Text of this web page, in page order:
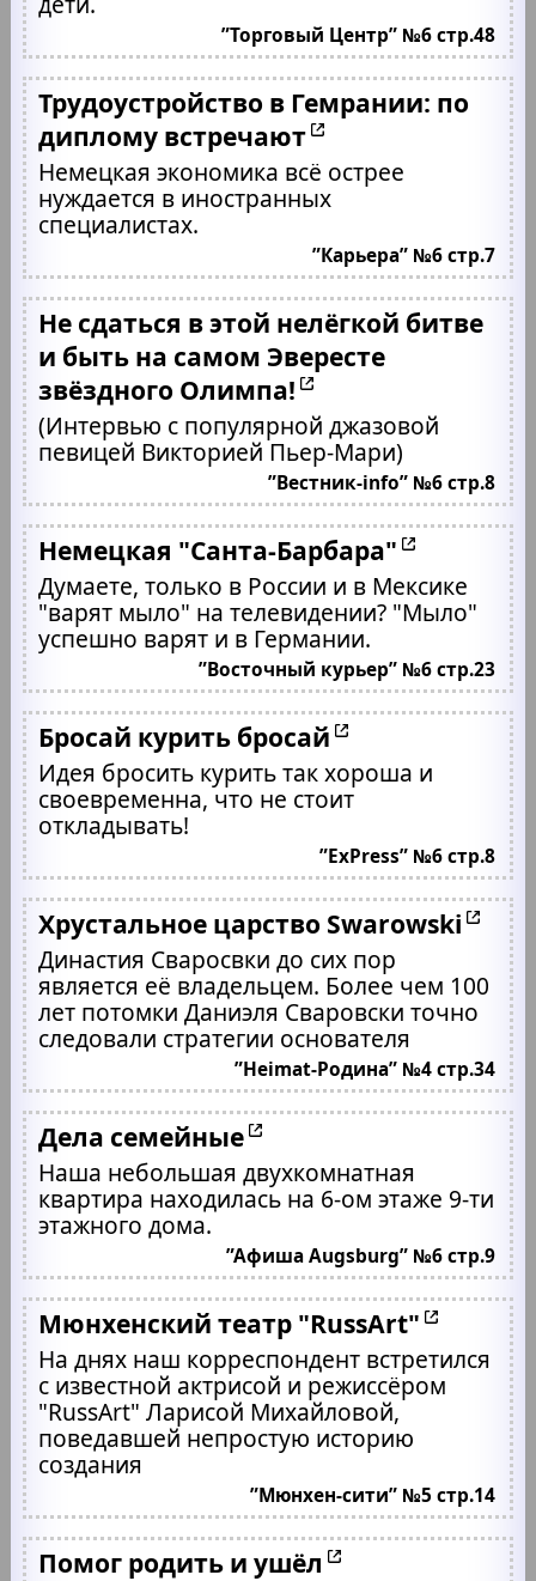
”Торговый Центр” №6 стр.48
Трудоустройство в Гемрании: по
диплому встречают
Немецкая экономика всё острее
нуждается в иностранных
специалистах.
”Карьера” №6 стр.7
Не сдаться в этой нелёгкой битве
и быть на самом Эвересте
звёздного Олимпа!
(Интервью с популярной джазовой
певицей Викторией Пьер-Мари)
”Вестник-info” №6 стр.8
Немецкая "Санта-Барбара"
Думаете, только в России и в Мексике
"варят мыло" на телевидении? "Мыло"
успешно варят и в Германии.
”Восточный курьер” №6 стр.23
Бросай курить бросай
Идея бросить курить так хороша и
своевременна, что не стоит
откладывать!
”ExPress” №6 стр.8
Хрустальное царство Swarowski
Династия Сваросвки до сих пор
является её владельцем. Более чем 100
лет потомки Даниэля Сваровски точно
следовали стратегии основателя
”Heimat-Родина” №4 стр.34
Дела семейные
Наша небольшая двухкомнатная
квартира находилась на 6-ом этаже 9-ти
этажного дома.
”Афиша Augsburg” №6 стр.9
Мюнхенский театр "RussArt"
На днях наш корреспондент встретился
с известной актрисой и режиссёром
"RussArt" Ларисой Михайловой,
поведавшей непростую историю
создания
”Мюнхен-сити” №5 стр.14
Помог родить и ушёл